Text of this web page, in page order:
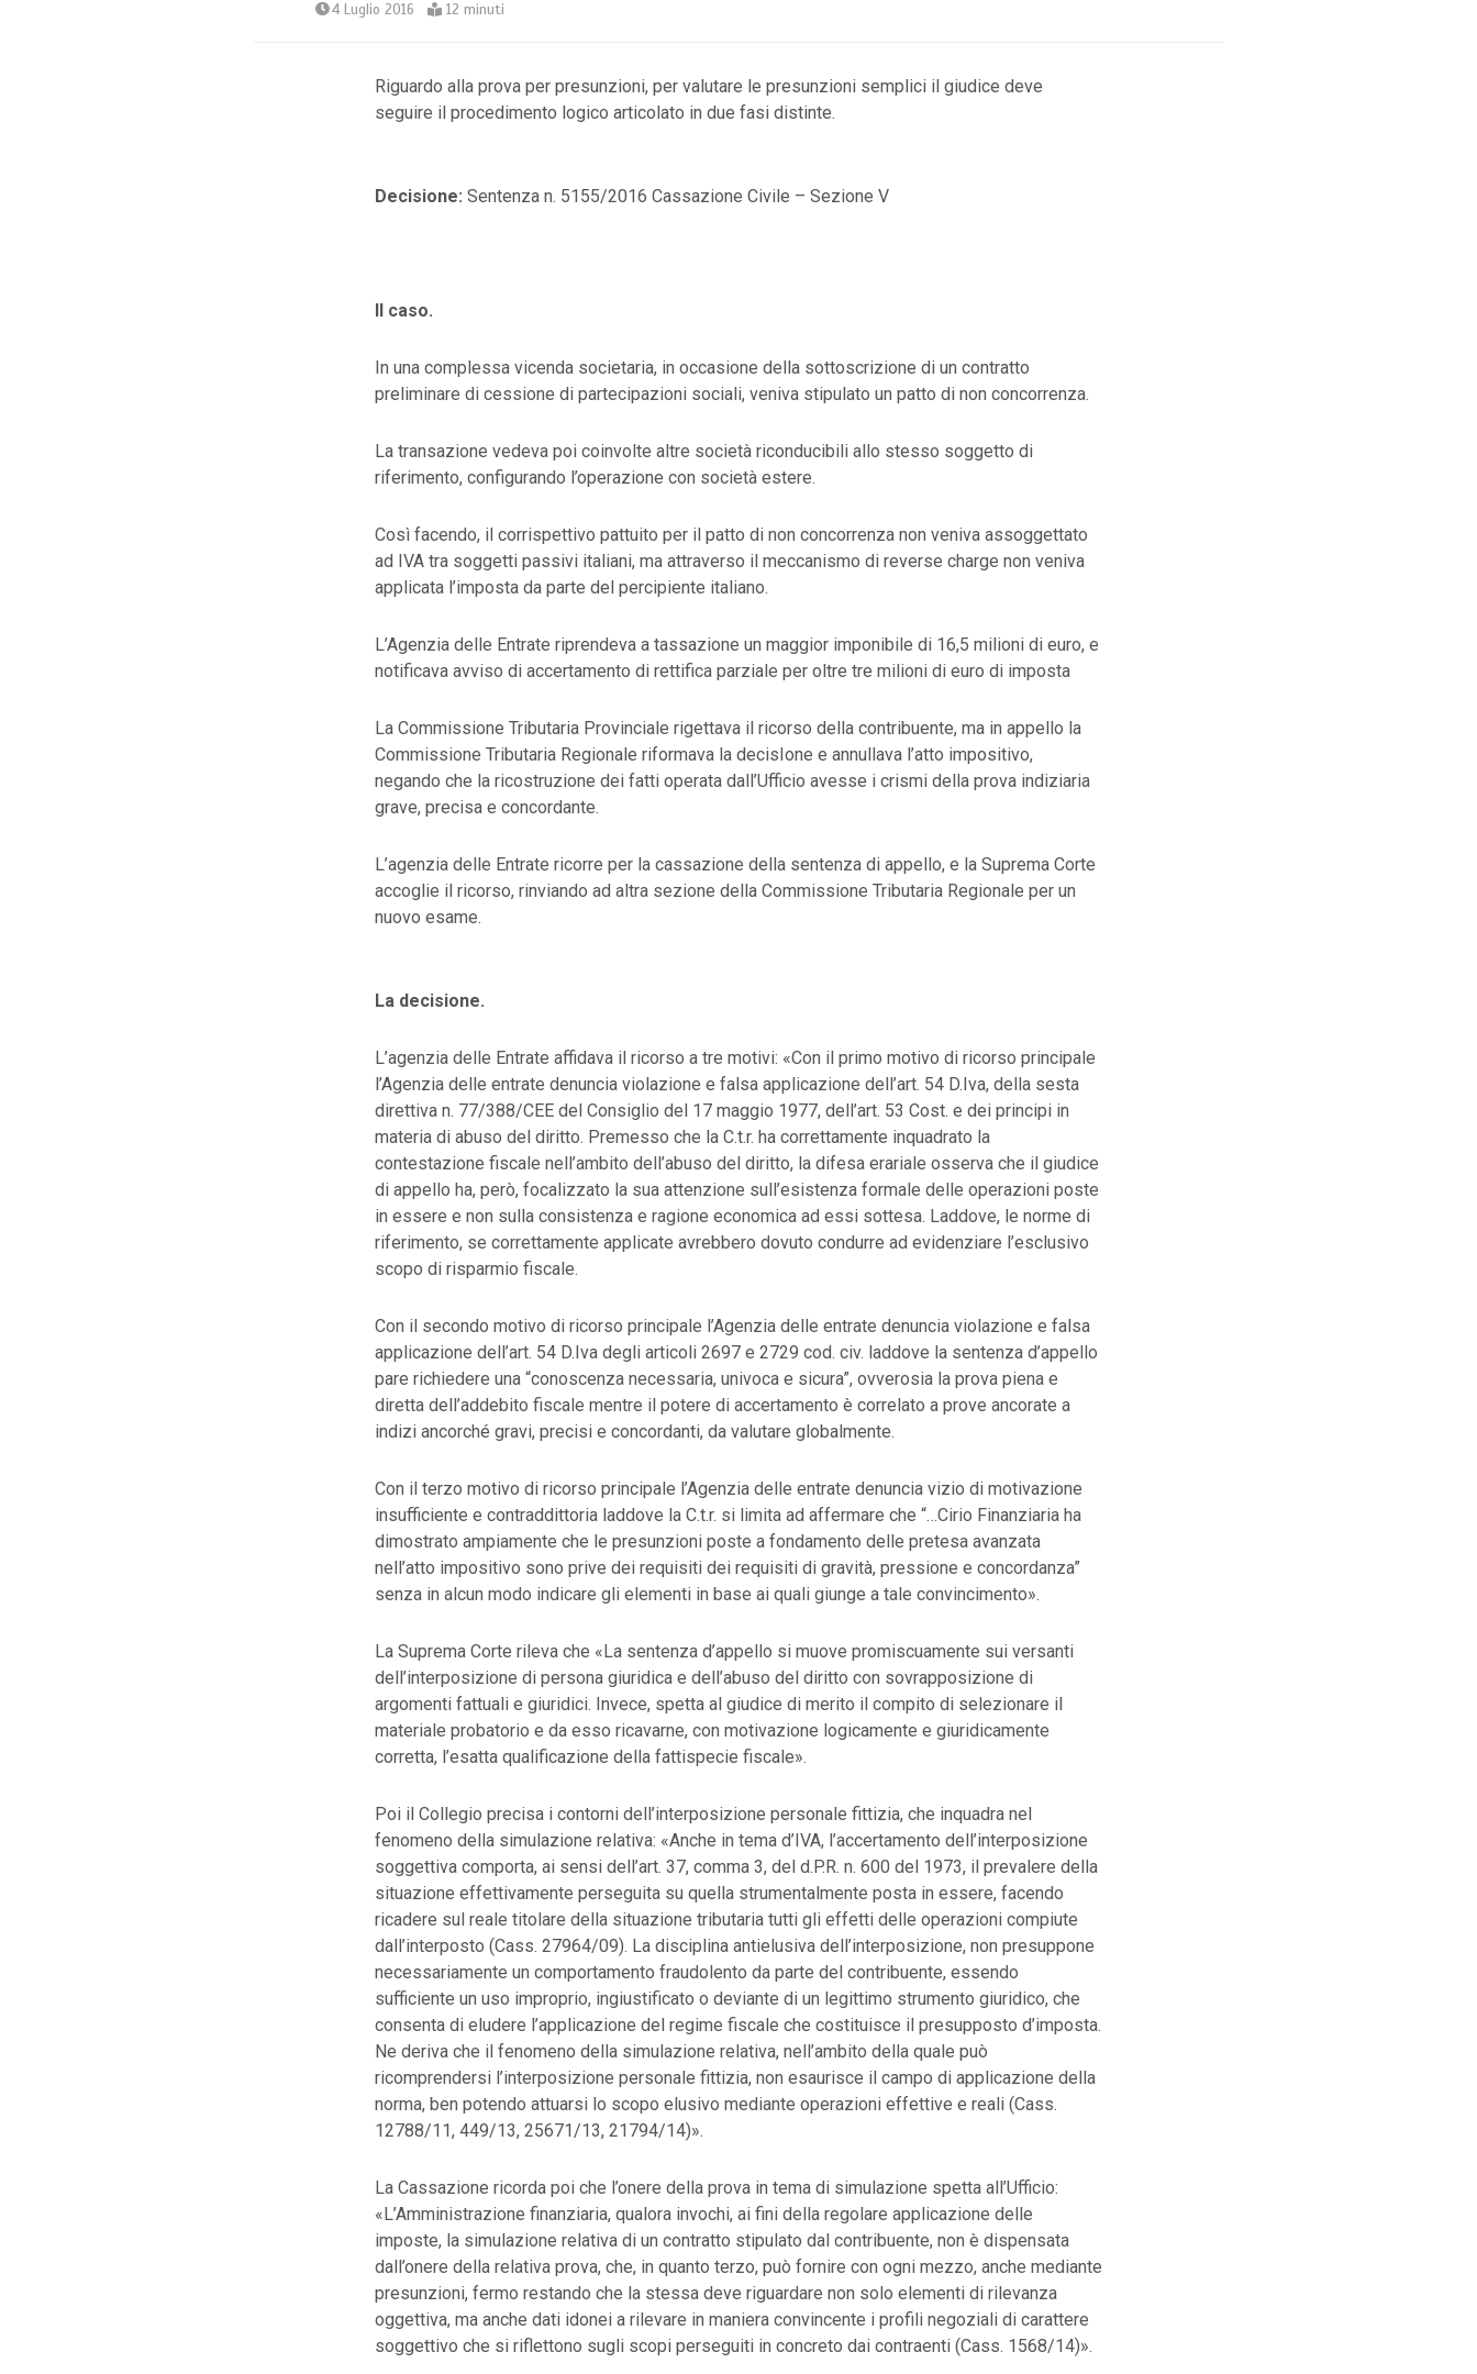
4 Luglio 2016 12 minuti
Riguardo alla prova per presunzioni, per valutare le presunzioni semplici il giudice deve
seguire il procedimento logico articolato in due fasi distinte.
Decisione: Sentenza n. 5155/2016 Cassazione Civile – Sezione V
Il caso.
In una complessa vicenda societaria, in occasione della sottoscrizione di un contratto
preliminare di cessione di partecipazioni sociali, veniva stipulato un patto di non concorrenza.
La transazione vedeva poi coinvolte altre società riconducibili allo stesso soggetto di
riferimento, configurando l’operazione con società estere.
Così facendo, il corrispettivo pattuito per il patto di non concorrenza non veniva assoggettato
ad IVA tra soggetti passivi italiani, ma attraverso il meccanismo di reverse charge non veniva
applicata l’imposta da parte del percipiente italiano.
L’Agenzia delle Entrate riprendeva a tassazione un maggior imponibile di 16,5 milioni di euro, e
notificava avviso di accertamento di rettifica parziale per oltre tre milioni di euro di imposta
La Commissione Tributaria Provinciale rigettava il ricorso della contribuente, ma in appello la
Commissione Tributaria Regionale riformava la decisIone e annullava l’atto impositivo,
negando che la ricostruzione dei fatti operata dall’Ufficio avesse i crismi della prova indiziaria
grave, precisa e concordante.
L’agenzia delle Entrate ricorre per la cassazione della sentenza di appello, e la Suprema Corte
accoglie il ricorso, rinviando ad altra sezione della Commissione Tributaria Regionale per un
nuovo esame.
La decisione.
L’agenzia delle Entrate affidava il ricorso a tre motivi: «Con il primo motivo di ricorso principale
l’Agenzia delle entrate denuncia violazione e falsa applicazione dell’art. 54 D.Iva, della sesta
direttiva n. 77/388/CEE del Consiglio del 17 maggio 1977, dell’art. 53 Cost. e dei principi in
materia di abuso del diritto. Premesso che la C.t.r. ha correttamente inquadrato la
contestazione fiscale nell’ambito dell’abuso del diritto, la difesa erariale osserva che il giudice
di appello ha, però, focalizzato la sua attenzione sull’esistenza formale delle operazioni poste
in essere e non sulla consistenza e ragione economica ad essi sottesa. Laddove, le norme di
riferimento, se correttamente applicate avrebbero dovuto condurre ad evidenziare l’esclusivo
scopo di risparmio fiscale.
Con il secondo motivo di ricorso principale l’Agenzia delle entrate denuncia violazione e falsa
applicazione dell’art. 54 D.Iva degli articoli 2697 e 2729 cod. civ. laddove la sentenza d’appello
pare richiedere una “conoscenza necessaria, univoca e sicura”, ovverosia la prova piena e
diretta dell’addebito fiscale mentre il potere di accertamento è correlato a prove ancorate a
indizi ancorché gravi, precisi e concordanti, da valutare globalmente.
Con il terzo motivo di ricorso principale l’Agenzia delle entrate denuncia vizio di motivazione
insufficiente e contraddittoria laddove la C.t.r. si limita ad affermare che “…Cirio Finanziaria ha
dimostrato ampiamente che le presunzioni poste a fondamento delle pretesa avanzata
nell’atto impositivo sono prive dei requisiti dei requisiti di gravità, pressione e concordanza”
senza in alcun modo indicare gli elementi in base ai quali giunge a tale convincimento».
La Suprema Corte rileva che «La sentenza d’appello si muove promiscuamente sui versanti
dell’interposizione di persona giuridica e dell’abuso del diritto con sovrapposizione di
argomenti fattuali e giuridici. Invece, spetta al giudice di merito il compito di selezionare il
materiale probatorio e da esso ricavarne, con motivazione logicamente e giuridicamente
corretta, l’esatta qualificazione della fattispecie fiscale».
Poi il Collegio precisa i contorni dell’interposizione personale fittizia, che inquadra nel
fenomeno della simulazione relativa: «Anche in tema d’IVA, l’accertamento dell’interposizione
soggettiva comporta, ai sensi dell’art. 37, comma 3, del d.P.R. n. 600 del 1973, il prevalere della
situazione effettivamente perseguita su quella strumentalmente posta in essere, facendo
ricadere sul reale titolare della situazione tributaria tutti gli effetti delle operazioni compiute
dall’interposto (Cass. 27964/09). La disciplina antielusiva dell’interposizione, non presuppone
necessariamente un comportamento fraudolento da parte del contribuente, essendo
sufficiente un uso improprio, ingiustificato o deviante di un legittimo strumento giuridico, che
consenta di eludere l’applicazione del regime fiscale che costituisce il presupposto d’imposta.
Ne deriva che il fenomeno della simulazione relativa, nell’ambito della quale può
ricomprendersi l’interposizione personale fittizia, non esaurisce il campo di applicazione della
norma, ben potendo attuarsi lo scopo elusivo mediante operazioni effettive e reali (Cass.
12788/11, 449/13, 25671/13, 21794/14)».
La Cassazione ricorda poi che l’onere della prova in tema di simulazione spetta all’Ufficio:
«L’Amministrazione finanziaria, qualora invochi, ai fini della regolare applicazione delle
imposte, la simulazione relativa di un contratto stipulato dal contribuente, non è dispensata
dall’onere della relativa prova, che, in quanto terzo, può fornire con ogni mezzo, anche mediante
presunzioni, fermo restando che la stessa deve riguardare non solo elementi di rilevanza
oggettiva, ma anche dati idonei a rilevare in maniera convincente i profili negoziali di carattere
soggettivo che si riflettono sugli scopi perseguiti in concreto dai contraenti (Cass. 1568/14)».